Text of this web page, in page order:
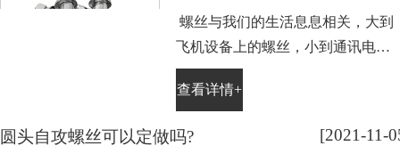
螺丝与我们的生活息息相关，大到
飞机设备上的螺丝，小到通讯电子
设备手表上的小螺丝。不知道大家
平时有没有留意，手表螺丝大部分
奇，跟随小编脚步来带大家了解一
查看详情+
圆头自攻螺丝可以定做吗? [2021-11-